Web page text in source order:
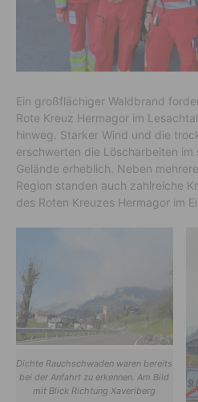
Ein großflächiger Waldbrand
Rote Kreuz Hermagor im
hinweg. Starker Wind und die
erschwerten die Löscharbeiten
Gelände erheblich. Neben
Region standen auch zahlreiche
des Roten Kreuzes Hermagor im
Dichte Rauchschwaden waren bereits
bei der Anfahrt zu erkennen. Am Bild
mit Blick Richtung Xaveriberg